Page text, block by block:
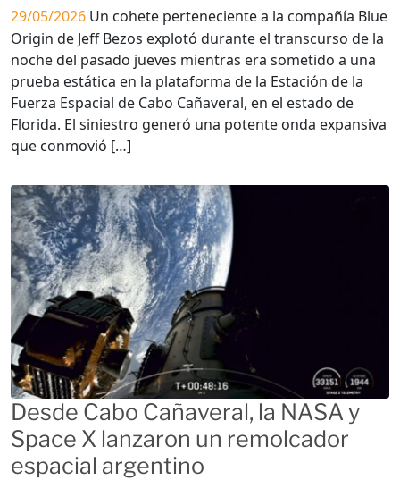
29/05/2026 Un cohete perteneciente a la compañía Blue
Origin de Jeff Bezos explotó durante el transcurso de la
noche del pasado jueves mientras era sometido a una
prueba estática en la plataforma de la Estación de la
Fuerza Espacial de Cabo Cañaveral, en el estado de
Florida. El siniestro generó una potente onda expansiva
que conmovió […]
Desde Cabo Cañaveral, la NASA y
Space X lanzaron un remolcador
espacial argentino